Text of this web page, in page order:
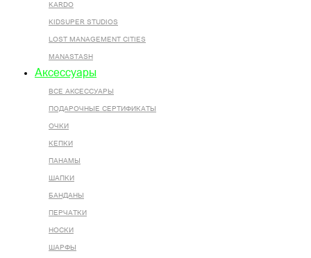
KARDO
KIDSUPER STUDIOS
LOST MANAGEMENT CITIES
MANASTASH
Аксессуары
ВСЕ AКСЕССУАРЫ
ПОДАРОЧНЫЕ СЕРТИФИКАТЫ
ОЧКИ
КЕПКИ
ПАНАМЫ
ШАПКИ
БАНДАНЫ
ПЕРЧАТКИ
НОСКИ
ШАРФЫ